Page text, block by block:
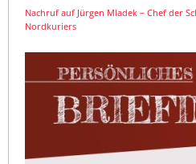
Nachruf auf Jürgen Mladek – Chef der
Nordkuriers